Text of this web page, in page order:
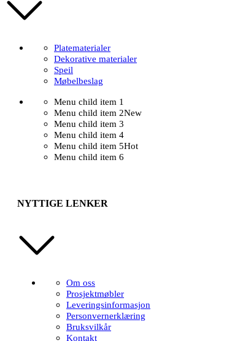
Platematerialer
Dekorative materialer
Speil
Møbelbeslag
Menu child item 1
Menu child item 2New
Menu child item 3
Menu child item 4
Menu child item 5Hot
Menu child item 6
NYTTIGE LENKER
Om oss
Prosjektmøbler
Leveringsinformasjon
Personvernerklæring
Bruksvilkår
Kontakt